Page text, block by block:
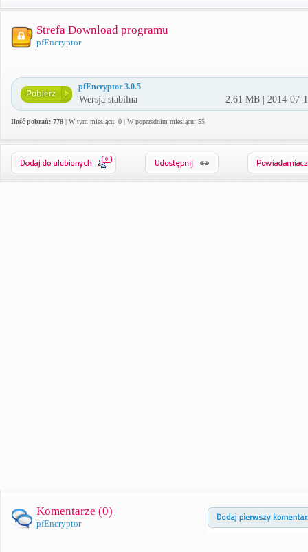
Strefa Download programu
pfEncryptor
pfEncryptor 3.0.5
Wersja stabilna 2.61 MB | 2014-07-
Ilość pobrań: 778 | W tym miesiącu: 0 | W poprzednim miesiącu: 55
0
Komentarze (0)
pfEncryptor